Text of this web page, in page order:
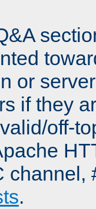
or
if they
off-
channel,
.